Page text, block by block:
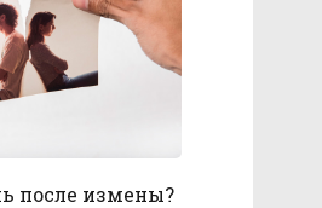
после измены?